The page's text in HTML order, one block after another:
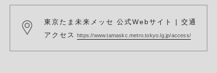
東京たま未来メッセ 公式Webサイト | 交通
アクセス
https://www.tamaskc.metro.tokyo.lg.jp/access/